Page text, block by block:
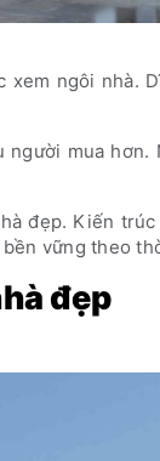
xem ngôi nhà.
mua hơn.
đẹp. Kiến trúc
vững theo
đẹp